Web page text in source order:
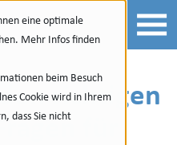
eine optimale
Mehr Infos finden
beim Besuch
Cookie wird in Ihrem
dass Sie nicht
richtigen
für